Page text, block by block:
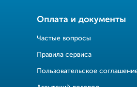
Оплата и документы
Частые вопросы
Правила сервиса
Пользовательское